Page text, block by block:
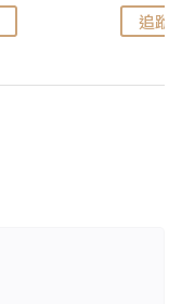
追蹤